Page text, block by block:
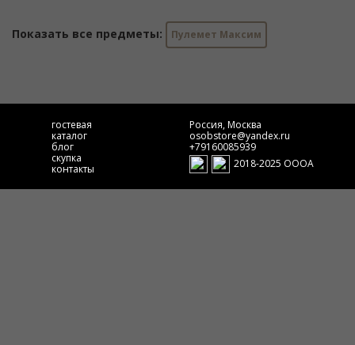
Показать все предметы: Пулемет Максим
гостевая
каталог
блог
скупка
контакты
Россия, Москва
osobstore@yandex.ru
+79160085939
2018-2025 ОООА